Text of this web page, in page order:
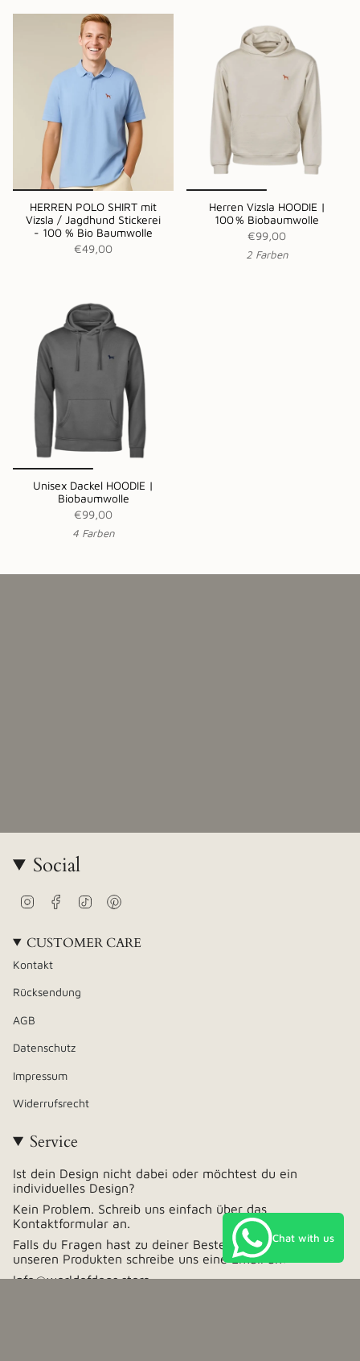
HERREN POLO SHIRT mit
Vizsla / Jagdhund Stickerei
- 100 % Bio Baumwolle
€49,00
Herren Vizsla HOODIE |
100 % Biobaumwolle
€99,00
2 Farben
Unisex Dackel HOODIE |
Biobaumwolle
€99,00
4 Farben
Social
InstagramFacebook
TikTok
CUSTOMER CARE
Kontakt
Rücksendung
AGB
Datenschutz
Impressum
Widerrufsrecht
Service
Ist dein Design nicht dabei oder möchtest du ein
individuelles Design?
Kein Problem. Schreib uns einfach über das
Kontaktformular an.
Falls du Fragen hast zu deiner Bestellung oder zu
unseren Produkten schreibe uns eine Email an:
Info@worldofdogs.store
Chat with us